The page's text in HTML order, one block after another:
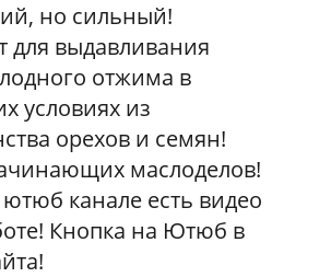
но сильный!
для выдавливания
отжима в
условиях из
орехов и семян!
маслоделов!
канале есть видео
Кнопка на Ютюб в